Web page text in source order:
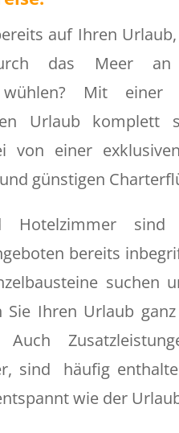
auf Ihren
das Meer an
wühlen? Mit einer
Urlaub komplett
von einer
günstigen
Hotelzimmer sind
bereits
suchen
Sie Ihren Urlaub
Auch
sind häufig
wie der